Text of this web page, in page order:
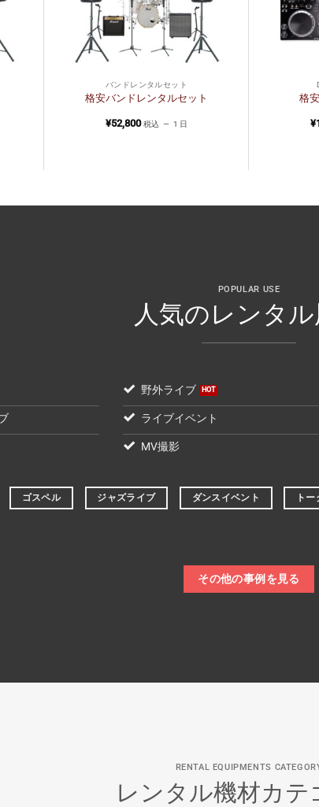
バンドレンタルセット
格安バンドレンタルセット
¥52,800 税込 1 日
格
¥
POPULAR USE
人気のレンタ
野外ライブ
ライブイベント
MV撮影
ゴスペル ジャズライブ ダンスイベント ト
その他の事例を見る
RENTAL EQUIPMENTS
レンタル機材カテ